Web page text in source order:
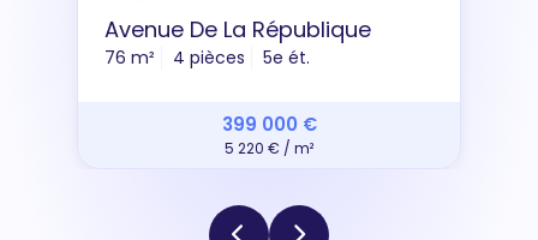
Avenue De La République
76 m² 4 pièces 5e ét.
399 000 €
5 220 € / m²